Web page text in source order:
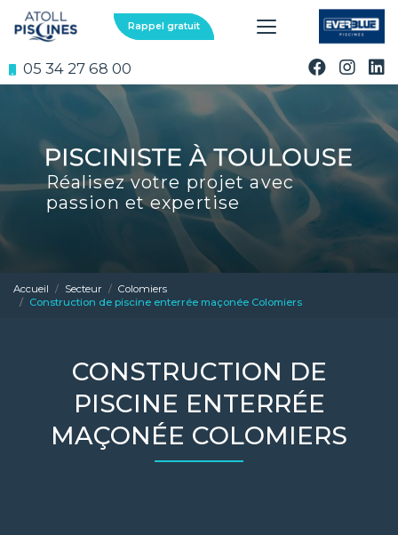
au
contenu
05 34 27 68 00
Rappel gratuit
Réalisez votre projet avec
passion et expertise
Accueil Secteur
Colomiers
Construction de piscine enterrée maçonée Colomiers
CONSTRUCTION DE
PISCINE ENTERRÉE
MAÇONÉE COLOMIERS